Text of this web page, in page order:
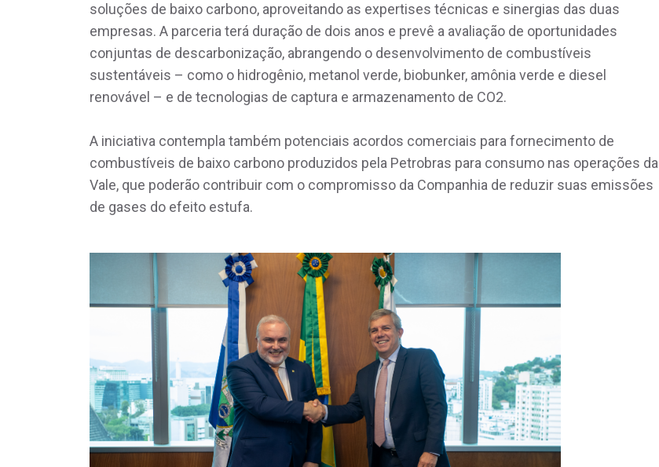
soluções de baixo carbono, aproveitando as expertises técnicas e sinergias das duas
empresas. A parceria terá duração de dois anos e prevê a avaliação de oportunidades
conjuntas de descarbonização, abrangendo o desenvolvimento de combustíveis
sustentáveis – como o hidrogênio, metanol verde, biobunker, amônia verde e diesel
renovável – e de tecnologias de captura e armazenamento de CO2.
A iniciativa contempla também potenciais acordos comerciais para fornecimento de
combustíveis de baixo carbono produzidos pela Petrobras para consumo nas operações da
Vale, que poderão contribuir com o compromisso da Companhia de reduzir suas emissões
de gases do efeito estufa.